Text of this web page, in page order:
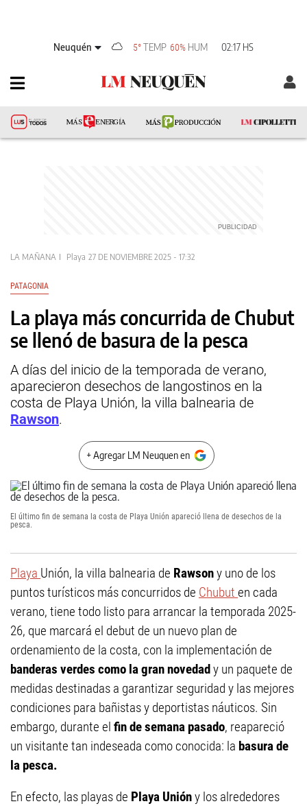
Neuquén 5°TEMP 60% HUM 02:17 HS
LA MAÑANA Playa 27 DE NOVIEMBRE 2025 - 17:32
PATAGONIA
La playa más concurrida de Chubut
se llenó de basura de la pesca
A días del inicio de la temporada de verano,
aparecieron desechos de langostinos en la
costa de Playa Unión, la villa balnearia de
Rawson.
+ Agregar LM Neuquen en
El último fin de semana la costa de Playa Unión apareció llena de desechos de la
pesca.
Playa Unión, la villa balnearia de Rawsony uno de los
puntos turísticos más concurridos de Chubut en cada
verano, tiene todo listo para arrancar la temporada 2025-
26, que marcará el debut de un nuevo plan de
ordenamiento de la costa, con la implementación de
banderas verdes como la gran novedady un paquete de
medidas destinadas a garantizar seguridad y las mejores
condiciones para bañistas y deportistas náuticos. Sin
embargo, durante el fin de semana pasado, reapareció
un visitante tan indeseada como conocida: la basura de
la pesca.
En efecto, las playas de Playa Unióny los alrededores